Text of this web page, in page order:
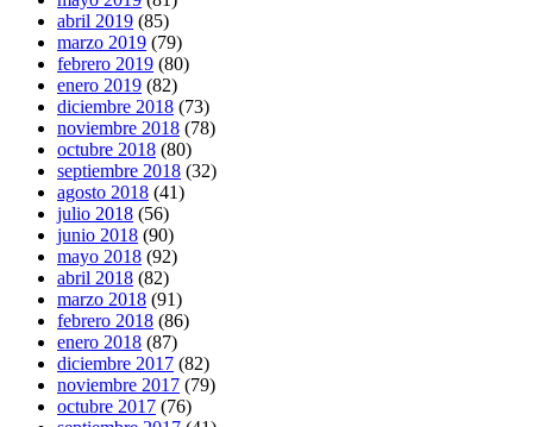
abril 2019 (85)
marzo 2019 (79)
febrero 2019 (80)
enero 2019 (82)
diciembre 2018 (73)
noviembre 2018 (78)
octubre 2018 (80)
septiembre 2018 (32)
agosto 2018 (41)
julio 2018 (56)
junio 2018 (90)
mayo 2018 (92)
abril 2018 (82)
marzo 2018 (91)
febrero 2018 (86)
enero 2018 (87)
diciembre 2017 (82)
noviembre 2017 (79)
octubre 2017 (76)